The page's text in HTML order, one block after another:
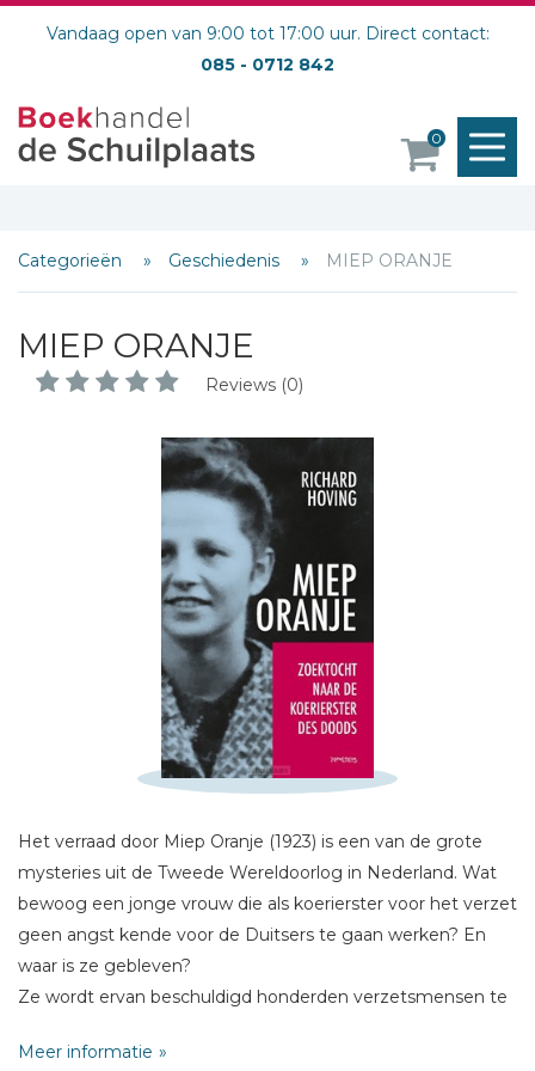
Vandaag open van 9:00 tot 17:00 uur. Direct contact:
085 - 0712 842
0
Categorieën Geschiedenis MIEP ORANJE
MIEP ORANJE
Reviews (0)
Het verraad door Miep Oranje (1923) is een van de grote
mysteries uit de Tweede Wereldoorlog in Nederland. Wat
bewoog een jonge vrouw die als koerierster voor het verzet
geen angst kende voor de Duitsers te gaan werken? En
waar is ze gebleven?
Ze wordt ervan beschuldigd honderden verzetsmensen te
de oorlog niet hebben overleefd. Het leverde haar de
Meer informatie
Schrijf hieronder je review!